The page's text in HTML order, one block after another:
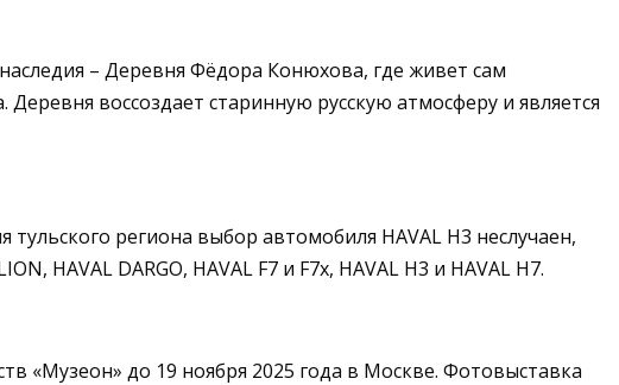
– Деревня Фёдора Конюхова, где живет сам
воссоздает старинную русскую атмосферу и является
региона выбор автомобиля HAVAL H3 неслучаен,
HAVAL DARGO, HAVAL F7 и F7x, HAVAL H3 и HAVAL H7.
«Музеон» до 19 ноября 2025 года в Москве. Фотовыставка